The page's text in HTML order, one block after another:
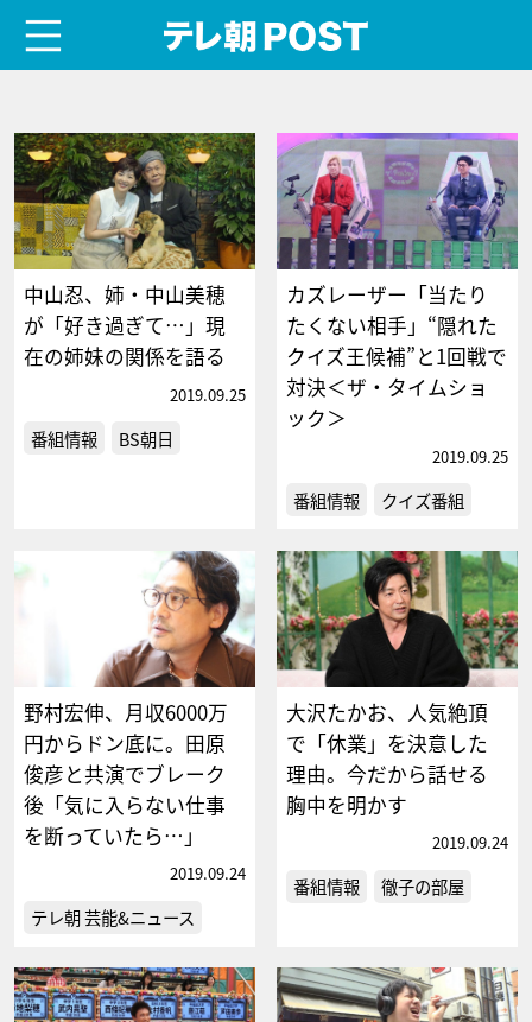
中山忍、姉・中山美穂
が「好き過ぎて…」現
在の姉妹の関係を語る
2019.09.25
番組情報 BS朝日
カズレーザー「当たり
たくない相手」“隠れた
クイズ王候補”と1回戦で
対決＜ザ・タイムショ
ック＞
2019.09.25
番組情報 クイズ番組
野村宏伸、月収6000万
円からドン底に。田原
俊彦と共演でブレーク
後「気に入らない仕事
を断っていたら…」
2019.09.24
テレ朝 芸能&ニュース
大沢たかお、人気絶頂
で「休業」を決意した
理由。今だから話せる
胸中を明かす
2019.09.24
番組情報 徹子の部屋